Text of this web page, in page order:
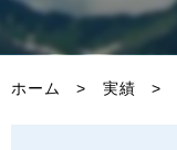
ホーム > 実績 >